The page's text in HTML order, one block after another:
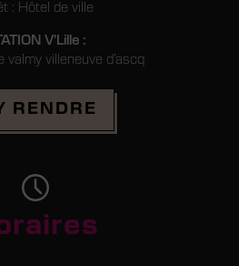
: Hôtel de ville
V'Lille :
valmy villeneuve d’ascq
RENDRE